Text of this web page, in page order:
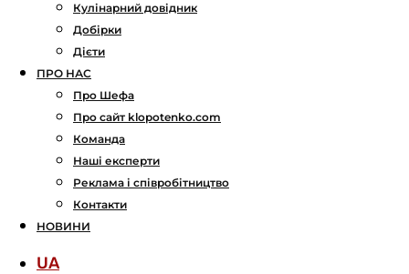
Кулінарний довідник
Добірки
Дієти
ПРО НАС
Про Шефа
Про сайт klopotenko.com
Команда
Наші експерти
Реклама і співробітництво
Контакти
НОВИНИ
UA